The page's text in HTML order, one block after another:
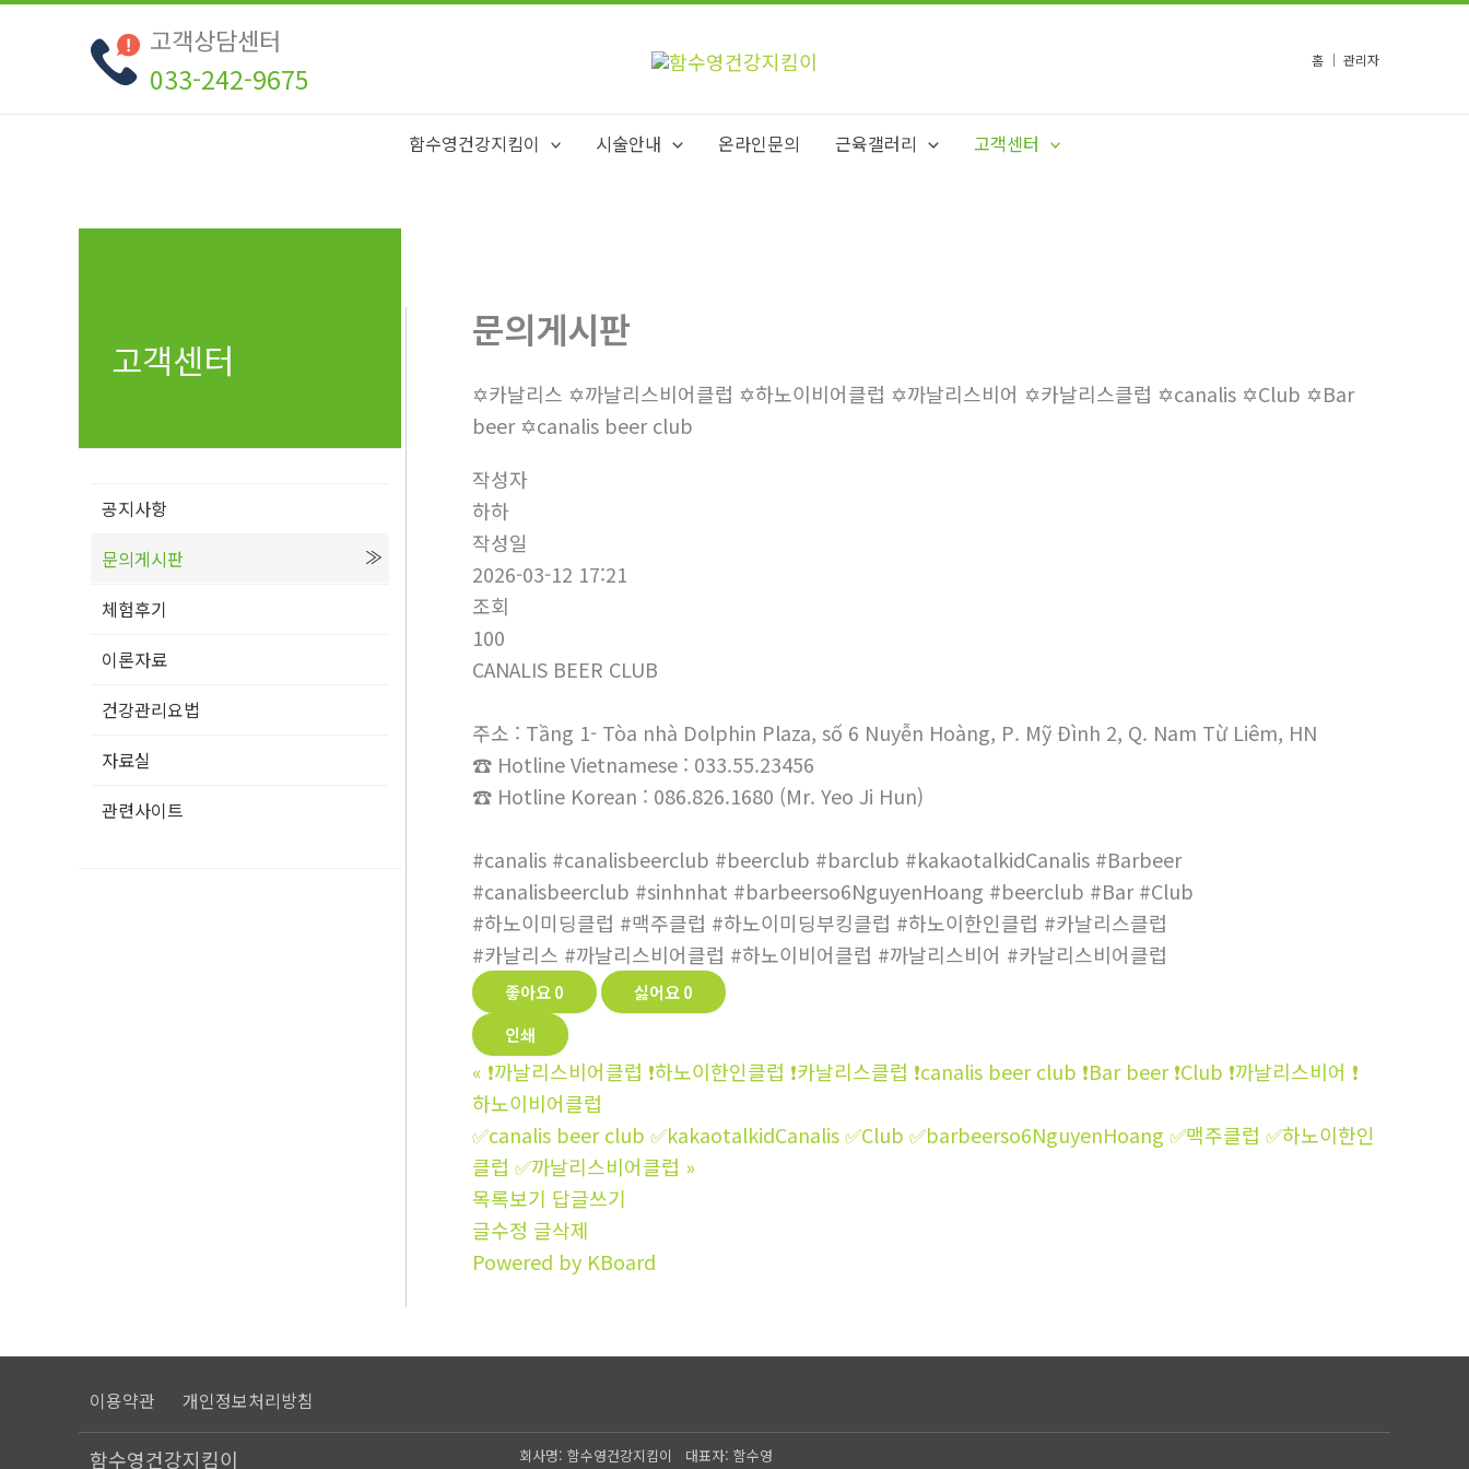
콘
고객상담센터
033-242-9675
홈 │ 관리자
함수영건강지킴이 시술안내 온라인문의 근육갤러리 고객센터
고객센터
공지사항
문의게시판
체험후기
이론자료
건강관리요법
자료실
관련사이트
문의게시판
✡️카날리스 ✡️까날리스비어클럽 ✡️하노이비어클럽 ✡️까날리스비어 ✡️카날리스클럽 ✡️canalis ✡️Club ✡️Bar
beer ✡️canalis beer club
작성자
하하
작성일
2026-03-12 17:21
조회
100
CANALIS BEER CLUB
주소 : Tầng 1- Tòa nhà Dolphin Plaza, số 6 Nuyễn Hoàng, P. Mỹ Đình 2, Q. Nam Từ Liêm, HN
☎ Hotline Vietnamese : 033.55.23456
☎ Hotline Korean : 086.826.1680 (Mr. Yeo Ji Hun)
#canalis #canalisbeerclub #beerclub #barclub #kakaotalkidCanalis #Barbeer
#canalisbeerclub #sinhnhat #barbeerso6NguyenHoang #beerclub #Bar #Club
#하노이미딩클럽 #맥주클럽 #하노이미딩부킹클럽 #하노이한인클럽 #카날리스클럽
#카날리스 #까날리스비어클럽 #하노이비어클럽 #까날리스비어 #카날리스비어클럽
좋아요0 싫어요0
인쇄
« ❗까날리스비어클럽 ❗하노이한인클럽 ❗‍‍카날리스클럽 ❗‍canalis beer club ❗Bar beer ❗‍‍Club ‍‍❗까날리스비어 ‍‍❗
하노이비어클럽
✅canalis beer club ✅kakaotalkidCanalis ✅Club ✅barbeerso6NguyenHoang ✅맥주클럽 ✅하노이한인
클럽 ✅까날리스비어클럽 »
목록보기 답글쓰기
글수정 글삭제
Powered by KBoard
이용약관 개인정보처리방침
함수영건강지킴이
회사명: 함수영건강지킴이 대표자: 함수영